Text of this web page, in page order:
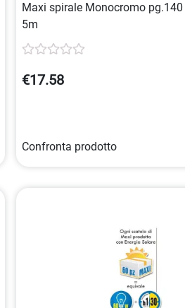
Maxi spirale Monocromo
5m
€17.58
Confronta prodotto